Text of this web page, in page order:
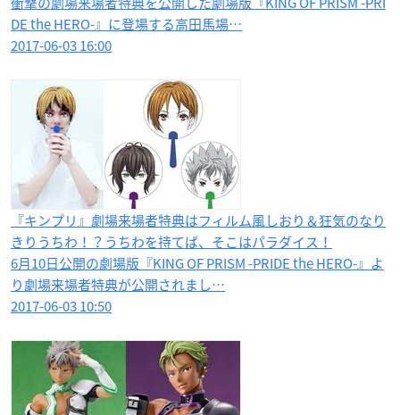
DE the HERO-』に登場する高田馬場…
2017-06-03 16:00
​『キンプリ』劇場来場者特典はフィルム風しおり＆狂気のなり
きりうちわ！？うちわを持てば、そこはパラダイス！
6月10日公開の劇場版『KING OF PRISM -PRIDE the HERO-』よ
り劇場来場者特典が公開されまし…
2017-06-03 10:50